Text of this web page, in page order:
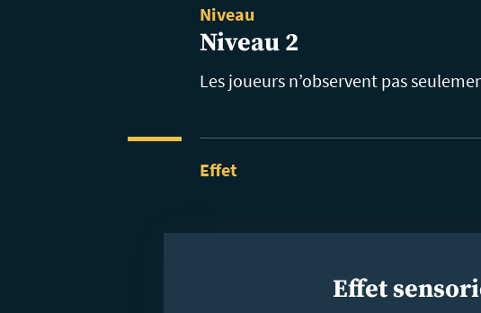
Niveau
Niveau 2
Les joueurs n’observent pas
Effet
Effet